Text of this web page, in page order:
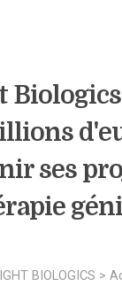
ses
BIOLOGICS >